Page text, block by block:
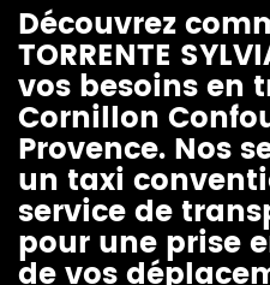
Découvrez
TORRENTE
vos besoins en
Cornillon
Provence. Nos
un taxi
service de
pour une prise